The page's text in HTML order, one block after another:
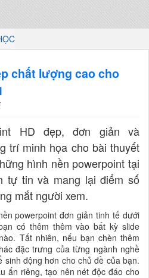
chất lượng cao cho
HD đẹp, đơn giản và
trí minh họa cho bài thuyết
hình nền powerpoint tại
tự tin và mang lại điểm số
mắt người xem.
powerpoint đơn giản tinh tế dưới
có thêm thêm vào bất kỳ slide
Tất nhiên, nếu bạn chèn thêm
đặc trưng của từng ngành nghề
động hơn cho chủ đề của bạn.
ấn riêng, tạo nên nét độc đáo cho